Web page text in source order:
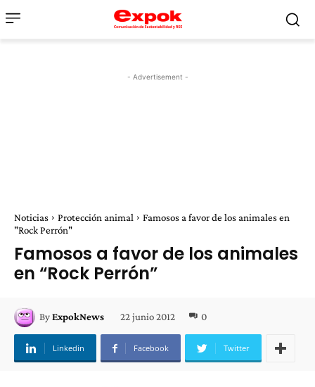
- Advertisement -
Noticias Protección animal
Famosos a favor de los animales en
"Rock Perrón"
Famosos a favor de los animales
en “Rock Perrón”
ByExpokNews 22 junio 2012 0
Linkedin Facebook Twitter